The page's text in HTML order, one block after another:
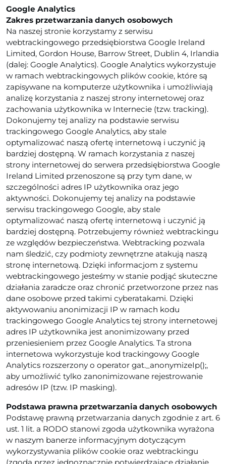
Google Analytics
Zakres przetwarzania danych osobowych
Na naszej stronie korzystamy z serwisu
webtrackingowego przedsiębiorstwa Google Ireland
Limited, Gordon House, Barrow Street, Dublin 4, Irlandia
(dalej: Google Analytics). Google Analytics wykorzystuje
w ramach webtrackingowych plików cookie, które są
zapisywane na komputerze użytkownika i umożliwiają
analizę korzystania z naszej strony internetowej oraz
zachowania użytkownika w Internecie (tzw. tracking).
Dokonujemy tej analizy na podstawie serwisu
trackingowego Google Analytics, aby stale
optymalizować naszą ofertę internetową i uczynić ją
bardziej dostępną. W ramach korzystania z naszej
strony internetowej do serwera przedsiębiorstwa Google
Ireland Limited przenoszone są przy tym dane, w
szczególności adres IP użytkownika oraz jego
aktywności. Dokonujemy tej analizy na podstawie
serwisu trackingowego Google, aby stale
optymalizować naszą ofertę internetową i uczynić ją
bardziej dostępną. Potrzebujemy również webtrackingu
ze względów bezpieczeństwa. Webtracking pozwala
nam śledzić, czy podmioty zewnętrzne atakują naszą
stronę internetową. Dzięki informacjom z systemu
webtrackingowego jesteśmy w stanie podjąć skuteczne
działania zaradcze oraz chronić przetworzone przez nas
dane osobowe przed takimi cyberatakami. Dzięki
aktywowaniu anonimizacji IP w ramach kodu
trackingowego Google Analytics tej strony internetowej
adres IP użytkownika jest anonimizowany przed
przeniesieniem przez Google Analytics. Ta strona
internetowa wykorzystuje kod trackingowy Google
Analytics rozszerzony o operator gat._anonymizeIp();,
aby umożliwić tylko zanonimizowane rejestrowanie
adresów IP (tzw. IP masking).
Podstawa prawna przetwarzania danych osobowych
Podstawę prawną przetwarzania danych zgodnie z art. 6
ust. 1 lit. a RODO stanowi zgoda użytkownika wyrażona
w naszym banerze informacyjnym dotyczącym
wykorzystywania plików cookie oraz webtrackingu